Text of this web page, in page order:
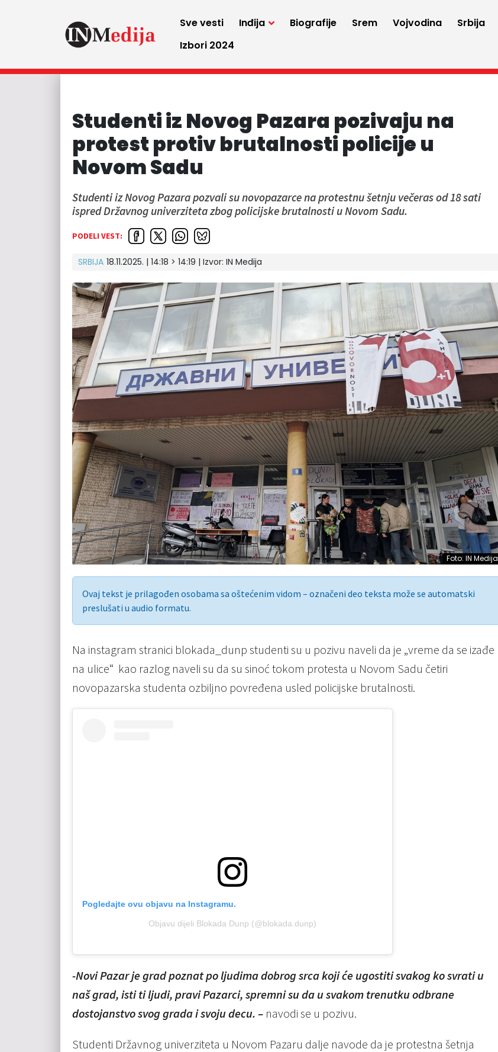
Sve vesti Inđija Biografije Srem Vojvodina Srbija
Izbori 2024
Studenti iz Novog Pazara pozivaju na
protest protiv brutalnosti policije u
Novom Sadu
Studenti iz Novog Pazara pozvali su novopazarce na protestnu šetnju večeras od 18 sati
ispred Državnog univerziteta zbog policijske brutalnosti u Novom Sadu.
PODELI VEST:
SRBIJA 18.11.2025. | 14:18 > 14:19 | Izvor: IN Medija
Foto: IN Medija
Ovaj tekst je prilagođen osobama sa oštećenim vidom – označeni deo teksta može se automatski
preslušati u audio formatu.
Na instagram stranici blokada_dunp studenti su u pozivu naveli da je „vreme da se izađe
na ulice“ kao razlog naveli su da su sinoć tokom protesta u Novom Sadu četiri
novopazarska studenta ozbiljno povređena usled policijske brutalnosti.
Pogledajte ovu objavu na Instagramu.
Objavu dijeli Blokada Dunp (@blokada.dunp)
-Novi Pazar je grad poznat po ljudima dobrog srca koji će ugostiti svakog ko svrati u
naš grad, isti ti ljudi, pravi Pazarci, spremni su da u svakom trenutku odbrane
dostojanstvo svog grada i svoju decu. – navodi se u pozivu.
Studenti Državnog univerziteta u Novom Pazaru dalje navode da je protestna šetnja